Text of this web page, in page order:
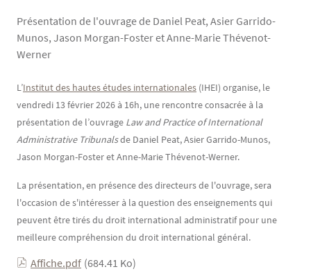
Présentation de l'ouvrage de Daniel Peat, Asier Garrido-
Munos, Jason Morgan-Foster et Anne-Marie Thévenot-
Werner
Contenu
Texte
L’Institut des hautes études internationales (IHEI) organise, le
vendredi 13 février 2026 à 16h, une rencontre consacrée à la
présentation de l’ouvrage Law and Practice of International
Administrative Tribunalsde Daniel Peat, Asier Garrido-Munos,
Jason Morgan-Foster et Anne-Marie Thévenot-Werner.
La présentation, en présence des directeurs de l'ouvrage, sera
l'occasion de s'intéresser à la question des enseignements qui
peuvent être tirés du droit international administratif pour une
meilleure compréhension du droit international général.
Affiche.pdf (684.41 Ko)